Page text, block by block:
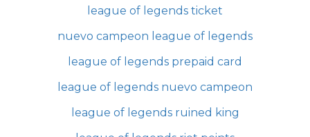
league of legends ticket
nuevo campeon league of legends
league of legends prepaid card
league of legends nuevo campeon
league of legends ruined king